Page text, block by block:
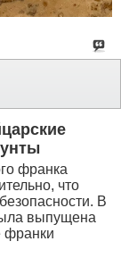
франка
что
В
выпущена
франки